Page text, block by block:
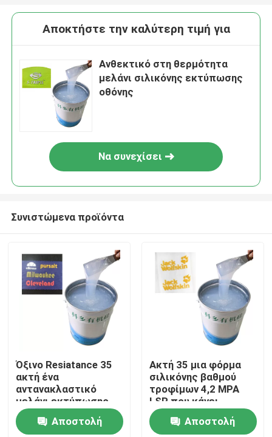
Προϊόντα
Περίπου εμείς
Αποκτήστε την καλύτερη τιμή για
Ανθεκτικό στη θερμότητα
μελάνι σιλικόνης εκτύπωσης
οθόνης
Να συνεχίσει
Συνιστώμενα προϊόντα
Όξινο Resiatance 35
ακτή ένα
αντανακλαστικό
μελάνι εκτύπωσης
οθόνης LSR
Αποστολή
Ακτή 35 μια φόρμα
σιλικόνης βαθμού
τροφίμων 4,2 MPA
LSR που κάνει
λαστιχένια
Αποστολή